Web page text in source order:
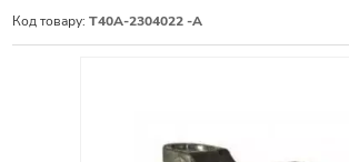
Код товару: Т40А-2304022 -А